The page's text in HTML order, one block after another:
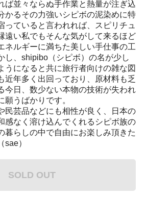
ば並々ならぬ手作業と熱量が注ぎ込
かるその力強いシピボの泥染めに特
っていると言われれば、スピリチュ
遠い私でもそんな気がして来るほど
ネルギーに満ちた美しい手仕事の工
し、shipibo（シピボ）の名が少し
うになると共に旅行者向けの雑な図
近年多く出回っており、原材料も乏
今日、数少ない本物の技術が失われ
願うばかりです。
民芸品などにも相性が良く、日本の
感なく溶け込んでくれるシピボ族の
暮らしの中で自由にお楽しみ頂きた
sae）
SOLD OUT